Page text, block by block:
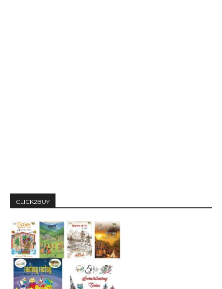
CLICK2BUY